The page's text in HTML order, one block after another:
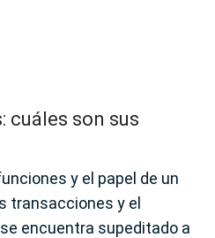
cuáles son sus
y el papel de un
transacciones y el
encuentra supeditado a